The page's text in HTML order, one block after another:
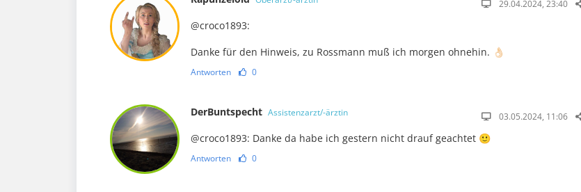
29.04.2024, 23:40
@croco1893:
Danke für den Hinweis, zu Rossmann muß ich morgen ohnehin. 👌🏻
Antworten 0
DerBuntspecht Assistenzarzt/-ärztin 03.05.2024, 11:06
@croco1893: Danke da habe ich gestern nicht drauf geachtet 🙂
Antworten 0